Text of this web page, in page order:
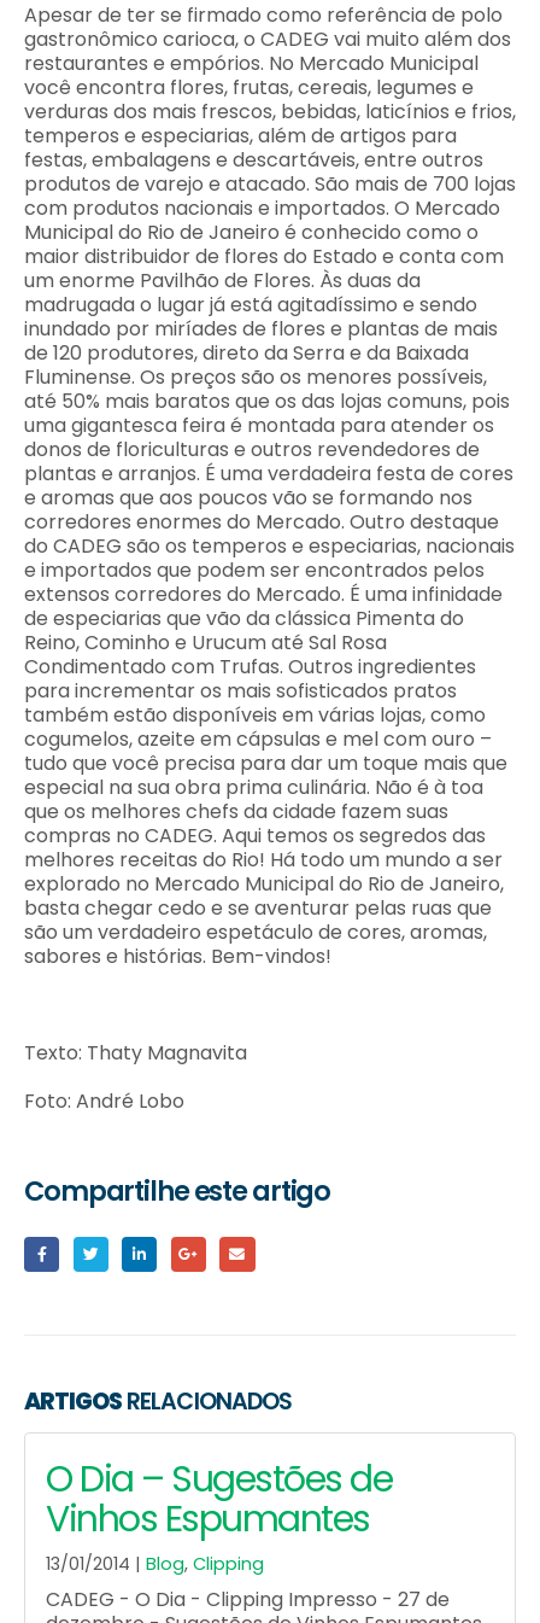
Apesar de ter se firmado como referência de polo
gastronômico carioca, o CADEG vai muito além dos
restaurantes e empórios. No Mercado Municipal
você encontra flores, frutas, cereais, legumes e
verduras dos mais frescos, bebidas, laticínios e frios,
temperos e especiarias, além de artigos para
festas, embalagens e descartáveis, entre outros
produtos de varejo e atacado. São mais de 700 lojas
com produtos nacionais e importados. O Mercado
Municipal do Rio de Janeiro é conhecido como o
maior distribuidor de flores do Estado e conta com
um enorme Pavilhão de Flores. Às duas da
madrugada o lugar já está agitadíssimo e sendo
inundado por miríades de flores e plantas de mais
de 120 produtores, direto da Serra e da Baixada
Fluminense. Os preços são os menores possíveis,
até 50% mais baratos que os das lojas comuns, pois
uma gigantesca feira é montada para atender os
donos de floriculturas e outros revendedores de
plantas e arranjos. É uma verdadeira festa de cores
e aromas que aos poucos vão se formando nos
corredores enormes do Mercado. Outro destaque
do CADEG são os temperos e especiarias, nacionais
e importados que podem ser encontrados pelos
extensos corredores do Mercado. É uma infinidade
de especiarias que vão da clássica Pimenta do
Reino, Cominho e Urucum até Sal Rosa
Condimentado com Trufas. Outros ingredientes
para incrementar os mais sofisticados pratos
também estão disponíveis em várias lojas, como
cogumelos, azeite em cápsulas e mel com ouro –
tudo que você precisa para dar um toque mais que
especial na sua obra prima culinária. Não é à toa
que os melhores chefs da cidade fazem suas
compras no CADEG. Aqui temos os segredos das
melhores receitas do Rio! Há todo um mundo a ser
explorado no Mercado Municipal do Rio de Janeiro,
basta chegar cedo e se aventurar pelas ruas que
são um verdadeiro espetáculo de cores, aromas,
sabores e histórias. Bem-vindos!
Texto: Thaty Magnavita
Foto: André Lobo
Compartilhe este artigo
ARTIGOSRELACIONADOS
O Dia – Sugestões de
Vinhos Espumantes
13/01/2014 | Blog, Clipping
CADEG - O Dia - Clipping Impresso - 27 de